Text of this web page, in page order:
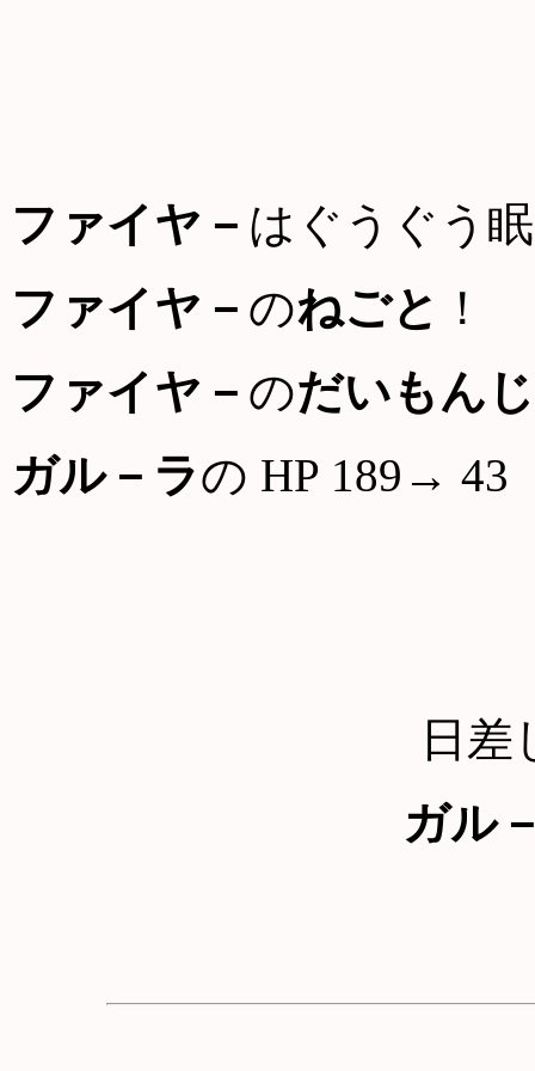
ファイヤ－ はぐうぐう
ファイヤ－ のねごと ！
ファイヤ－ のだいもんじ
ガル－ラの HP 189→ 43
日差
ガル